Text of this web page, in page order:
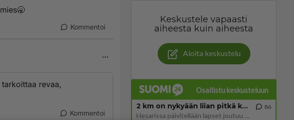
Kommentoi
revaa,
Kommentoi
Keskustele vapaasti
aiheesta kuin aiheesta
Aloita keskustelu
Osallistu keskusteluun
2 km on nykyään liian pitkä koulumatka
Hesarissa päivitellään lapset joutuu nyt kulkemaan 2 km kouluun jösses. Ruostefillarilla tuo matka menee vaikka miten äk
86